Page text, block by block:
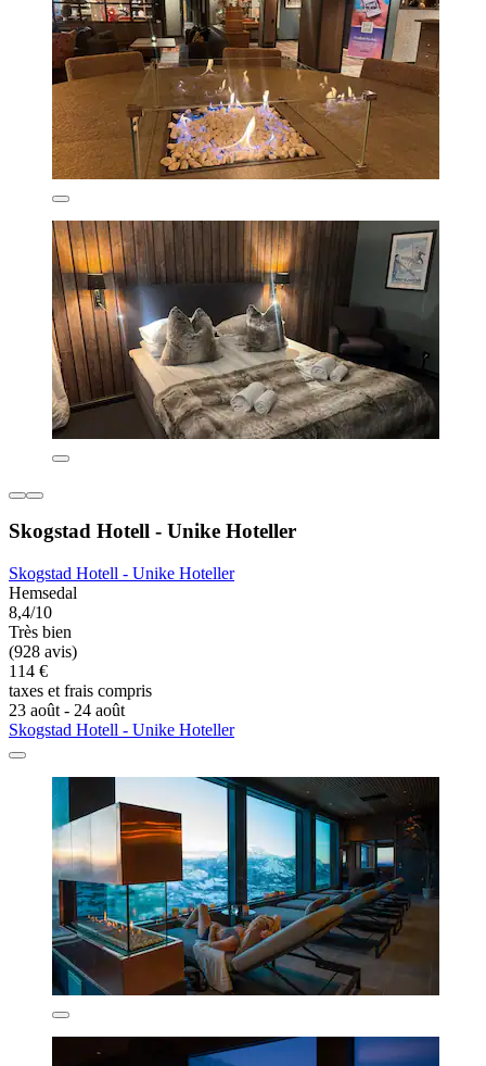
Skogstad Hotell - Unike Hoteller
Skogstad Hotell - Unike Hoteller
Hemsedal
8,4/10
Très bien
(928 avis)
114 €
taxes et frais compris
23 août - 24 août
Skogstad Hotell - Unike Hoteller